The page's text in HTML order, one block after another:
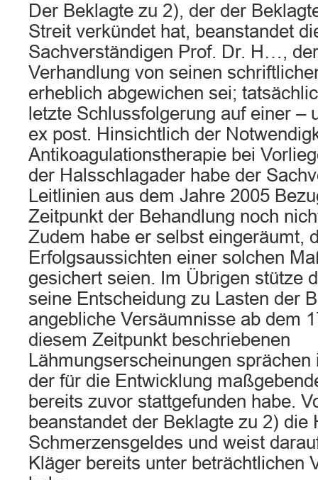
Der Beklagte zu 2), der der
Streit verkündet hat, beanstandet
Sachverständigen Prof. Dr. H…,
Verhandlung von seinen
erheblich abgewichen sei;
letzte Schlussfolgerung auf einer –
ex post. Hinsichtlich der
Antikoagulationstherapie bei
der Halsschlagader habe der
Leitlinien aus dem Jahre 2005
Zeitpunkt der Behandlung noch
Zudem habe er selbst eingeräumt,
Erfolgsaussichten einer solchen
gesichert seien. Im Übrigen stütze
seine Entscheidung zu Lasten der
angebliche Versäumnisse ab dem
diesem Zeitpunkt beschriebenen
Lähmungserscheinungen
der für die Entwicklung
bereits zuvor stattgefunden habe.
beanstandet der Beklagte zu 2) die
Schmerzensgeldes und weist
Kläger bereits unter beträchtlichen